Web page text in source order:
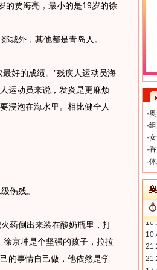
的贾海亮，最小的是19岁的徐
外，其他都是青岛人。
好的成绩。”残疾人运动员海
运动员来说，发炎是更麻烦
浸泡在海水里。相比健全人
伤残。
药倒出来装在酸奶瓶里，打
徐京坤是个坚强的孩子，拉拉
的事情自己做，他依然是学
·
·
·
·
·